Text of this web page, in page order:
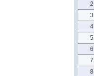
2
3
4
5
6
7
8